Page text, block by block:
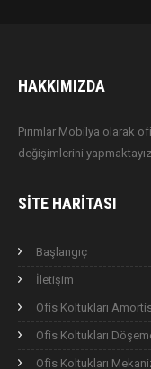
HAKKIMIZDA
Pırımlar Mobilya olarak
değişimlerini
SITE HARITASI
Başlangıç
İletişim
Ofis Koltukları
Ofis Koltukları
Ofis Koltukları